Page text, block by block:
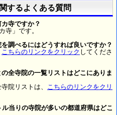
するよくある質問
寺ですか？
寺」です。
調べるにはどうすれば良いですか？
こちらのリンクをクリック してくださ
全寺院の一覧リストはどこにありま
院リストは、 こちらのリンクをクリ
当りの寺院が多いの都道府県はどこ